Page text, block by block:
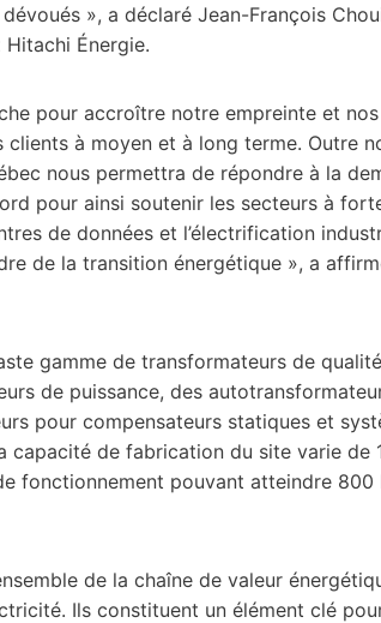
», a déclaré Jean-François
Énergie.
pour accroître notre empreinte et
à moyen et à long terme. Outre
nous permettra de répondre à la
pour ainsi soutenir les secteurs à
de données et l’électrification
de la transition énergétique », a
gamme de transformateurs de
de puissance, des
pour compensateurs statiques et
capacité de fabrication du site varie de
fonctionnement pouvant atteindre
de la chaîne de valeur
Ils constituent un élément clé